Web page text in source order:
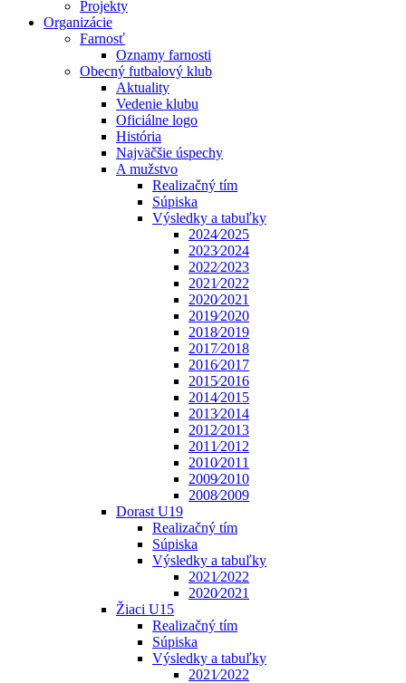
Projekty
Organizácie
Farnosť
Oznamy farnosti
Obecný futbalový klub
Aktuality
Vedenie klubu
Oficiálne logo
História
Najväčšie úspechy
A mužstvo
Realizačný tím
Súpiska
Výsledky a tabuľky
2024⁄2025
2023⁄2024
2022⁄2023
2021⁄2022
2020⁄2021
2019⁄2020
2018⁄2019
2017⁄2018
2016⁄2017
2015⁄2016
2014⁄2015
2013⁄2014
2012⁄2013
2011⁄2012
2010⁄2011
2009⁄2010
2008⁄2009
Dorast U19
Realizačný tím
Súpiska
Výsledky a tabuľky
2021⁄2022
2020⁄2021
Žiaci U15
Realizačný tím
Súpiska
Výsledky a tabuľky
2021⁄2022